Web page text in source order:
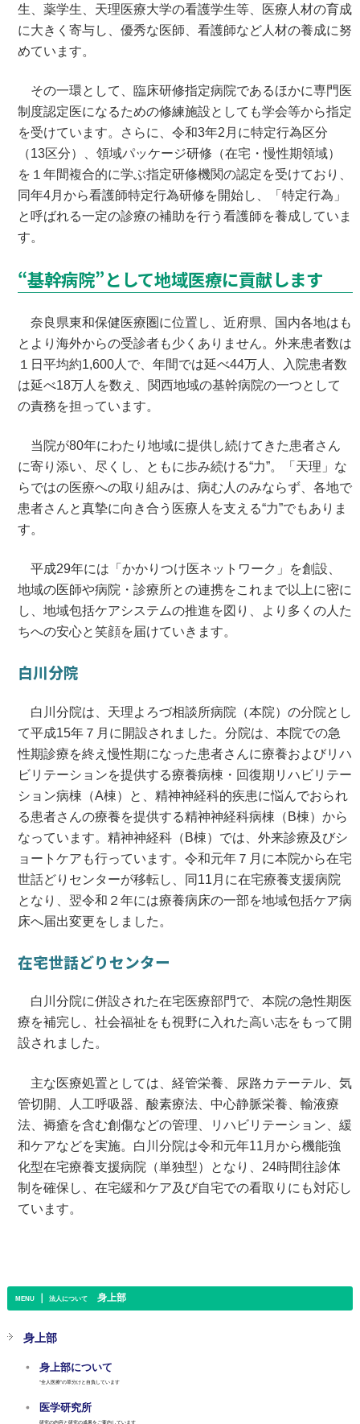
生、薬学生、天理医療大学の看護学生等、医療人材の育成
に大きく寄与し、優秀な医師、看護師など人材の養成に努
めています。
その一環として、臨床研修指定病院であるほかに専門医
制度認定医になるための修練施設としても学会等から指定
を受けています。さらに、令和3年2月に特定行為区分
（13区分）、領域パッケージ研修（在宅・慢性期領域）
を１年間複合的に学ぶ指定研修機関の認定を受けており、
同年4月から看護師特定行為研修を開始し、「特定行為」
と呼ばれる一定の診療の補助を行う看護師を養成していま
す。
“基幹病院”として地域医療に貢献します
奈良県東和保健医療圏に位置し、近府県、国内各地はも
とより海外からの受診者も少くありません。外来患者数は
１日平均約1,600人で、年間では延べ44万人、入院患者数
は延べ18万人を数え、関西地域の基幹病院の一つとして
の責務を担っています。
当院が80年にわたり地域に提供し続けてきた患者さん
に寄り添い、尽くし、ともに歩み続ける“力”。「天理」な
らではの医療への取り組みは、病む人のみならず、各地で
患者さんと真摯に向き合う医療人を支える“力”でもありま
す。
平成29年には「かかりつけ医ネットワーク」を創設、
地域の医師や病院・診療所との連携をこれまで以上に密に
し、地域包括ケアシステムの推進を図り、より多くの人た
ちへの安心と笑顔を届けていきます。
白川分院
白川分院は、天理よろづ相談所病院（本院）の分院とし
て平成15年７月に開設されました。分院は、本院での急
性期診療を終え慢性期になった患者さんに療養およびリハ
ビリテーションを提供する療養病棟・回復期リハビリテー
ション病棟（A棟）と、精神神経科的疾患に悩んでおられ
る患者さんの療養を提供する精神神経科病棟（B棟）から
なっています。精神神経科（B棟）では、外来診療及びシ
ョートケアも行っています。令和元年７月に本院から在宅
世話どりセンターが移転し、同11月に在宅療養支援病院
となり、翌令和２年には療養病床の一部を地域包括ケア病
床へ届出変更をしました。
在宅世話どりセンター
白川分院に併設された在宅医療部門で、本院の急性期医
療を補完し、社会福祉をも視野に入れた高い志をもって開
設されました。
主な医療処置としては、経管栄養、尿路カテーテル、気
管切開、人工呼吸器、酸素療法、中心静脈栄養、輸液療
法、褥瘡を含む創傷などの管理、リハビリテーション、緩
和ケアなどを実施。白川分院は令和元年11月から機能強
化型在宅療養支援病院（単独型）となり、24時間往診体
制を確保し、在宅緩和ケア及び自宅での看取りにも対応し
ています。
MENU｜ 法人について身上部
身上部
身上部について
“全人医療”の草分けと自負しています
医学研究所
研究の内容と研究の成果をご案内しています